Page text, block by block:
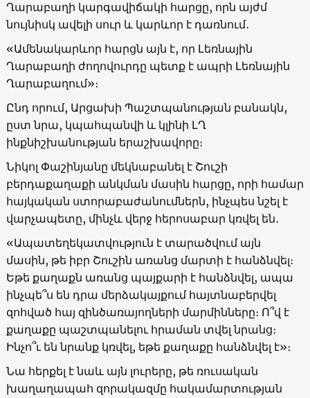
Ղարաբաղի կարգավիճակի հարցը, որն այժմ
նույնիսկ ավելի սուր և կարևոր է դառնում․
«Ամենակարևոր հարցն այն է, որ Լեռնային
Ղարաբաղի ժողովուրդը պետք է ապրի Լեռնային
Ղարաբաղում»։
Ընդ որում, Արցախի Պաշտպանության բանակն,
ըստ նրա, կպահպանվի և կլինի ԼՂ
ինքնիշխանության երաշխավորը։
Նիկոլ Փաշինյանը մեկնաբանել է Շուշի
բերդաքաղաքի անկման մասին հարցը, որի համար
հայկական ստորաբաժանումներն, ինչպես նշել է
վարչապետը, մինչև վերջ հերոսաբար կռվել են․
«Ապատեղեկատվություն է տարածվում այն
մասին, թե իբր Շուշին առանց մարտի է հանձնվել։
Եթե քաղաքն առանց պայքարի է հանձնվել, ապա
ինչպե՞ս են դրա մերձակայքում հայտնաբերվել
զոհված հայ զինծառայողների մարմինները։ Ո՞վ է
քաղաքը պաշտպանելու հրաման տվել նրանց։
Ինչո՞ւ են նրանք կռվել, եթե քաղաքը հանձնվել է»։
Նա հերքել է նաև այն լուրերը, թե ռուսական
խաղաղապահ զորակազմը հակամարտության